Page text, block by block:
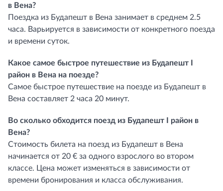
в Вена?
Поездка из Будапешт в Вена занимает в среднем 2.5
часа. Варьируется в зависимости от конкретного поезда
и времени суток.
Какое самое быстрое путешествие из Будапешт I
район в Вена на поезде?
Самое быстрое путешествие на поезде из Будапешт в
Вена составляет 2 часа 20 минут.
Во сколько обходится поезд из Будапешт I район в
Вена?
Стоимость билета на поезд из Будапешт в Вена
начинается от 20 € за одного взрослого во втором
классе. Цена может изменяться в зависимости от
времени бронирования и класса обслуживания.